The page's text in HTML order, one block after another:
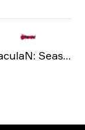
DraculaN: Season 6 2026